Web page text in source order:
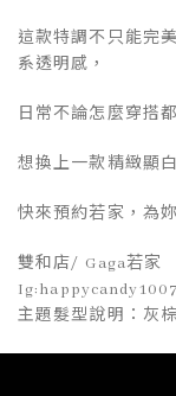
這款特調不只能完
系透明感，
日常不論怎麼穿搭
想換上一款精緻顯
快來預約若家，為
雙和店/ Gaga若家
Ig:happycandy1007
主題髮型說明：灰棕